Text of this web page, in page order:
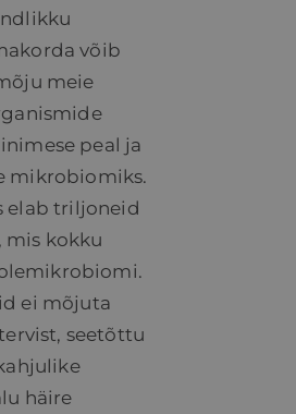
võib
meie
peal ja
mikrobiomiks.
elab triljoneid
kokku
ei mõjuta
seetõttu
häire